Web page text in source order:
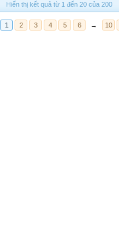
Hiển thị kết quả từ 1 đến 20 của 200
1 2 3 4 5 6 → 10